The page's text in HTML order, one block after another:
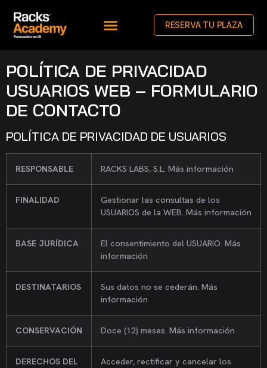
RESERVA TU PLAZA
POLÍTICA DE PRIVACIDAD
USUARIOS WEB – FORMULARIO
DE CONTACTO
POLÍTICA DE PRIVACIDAD DE USUARIOS
RESPONSABLE RACKS LABS, S.L. Más información
FINALIDAD
Gestionar las consultas de los
USUARIOS de la WEB. Más información
BASE JURÍDICA
El consentimiento del USUARIO. Más
información
DESTINATARIOS
Sus datos no se cederán. Más
información
CONSERVACIÓN Doce (12) meses. Más información
DERECHOS DEL
Acceder, rectificar y cancelar los